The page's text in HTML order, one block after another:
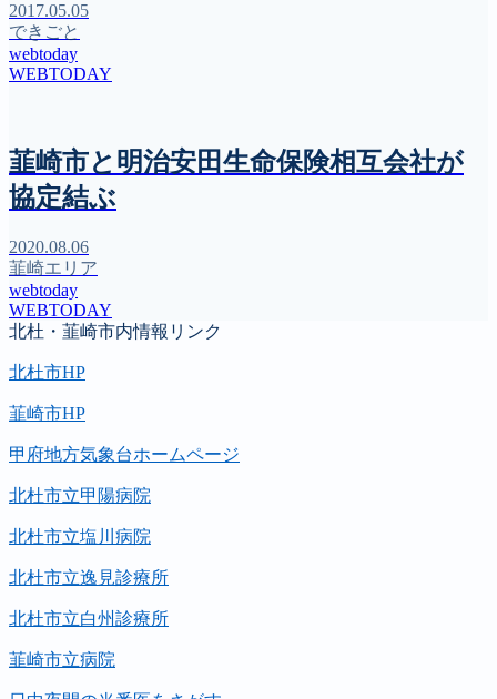
2017.05.05
できごと
webtoday
WEBTODAY
韮崎市と明治安田生命保険相互会社が
協定結ぶ
2020.08.06
韮崎エリア
webtoday
WEBTODAY
北杜・韮崎市内情報リンク
北杜市HP
韮崎市HP
甲府地方気象台ホームページ
北杜市立甲陽病院
北杜市立塩川病院
北杜市立逸見診療所
北杜市立白州診療所
韮崎市立病院